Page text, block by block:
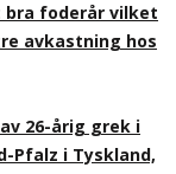
foderår vilket
avkastning hos
26-årig grek i
Pfalz i Tyskland,